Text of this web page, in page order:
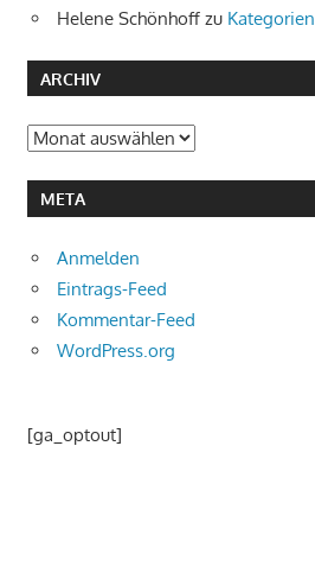
Helene Schönhoff zu Kategorien
ARCHIV
Archiv
META
Anmelden
Eintrags-Feed
Kommentar-Feed
WordPress.org
[ga_optout]